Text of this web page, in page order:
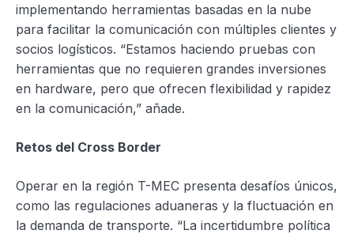
implementando herramientas basadas en la nube
para facilitar la comunicación con múltiples clientes y
socios logísticos. “Estamos haciendo pruebas con
herramientas que no requieren grandes inversiones
en hardware, pero que ofrecen flexibilidad y rapidez
en la comunicación,” añade.
Retos del Cross Border
Operar en la región T-MEC presenta desafíos únicos,
como las regulaciones aduaneras y la fluctuación en
la demanda de transporte. “La incertidumbre política